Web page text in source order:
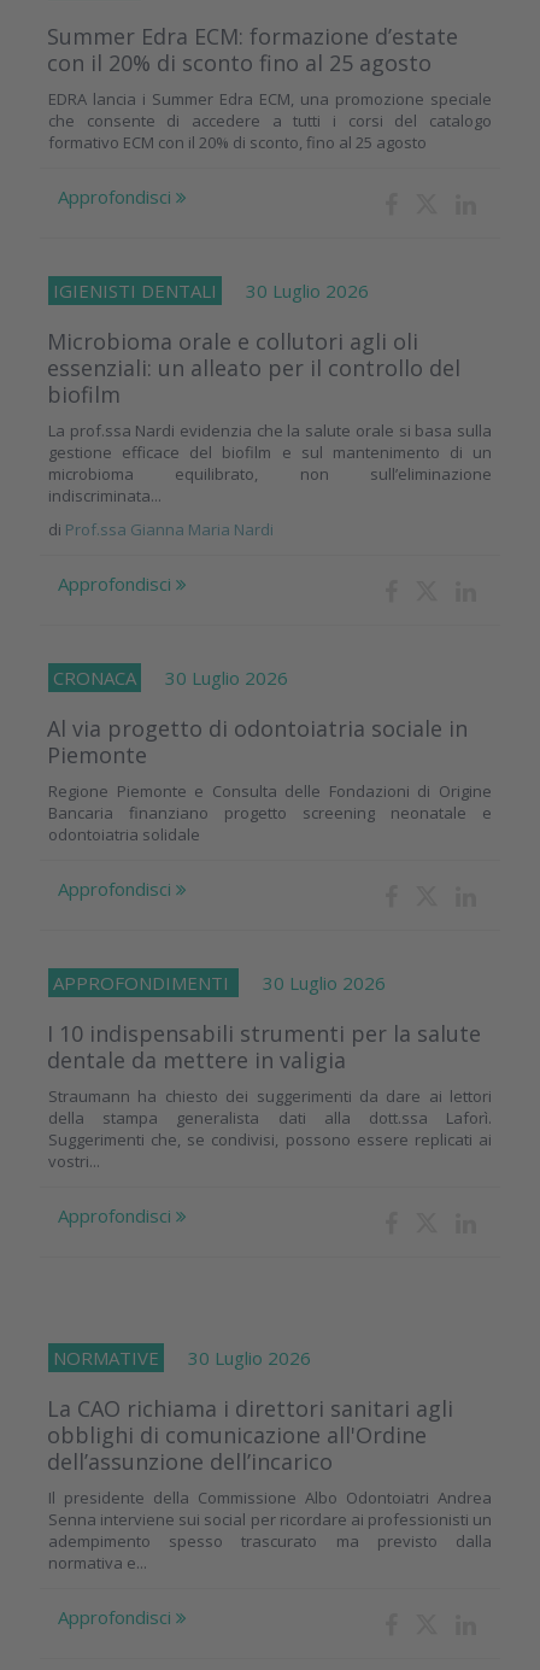
Summer Edra ECM: formazione d’estate
con il 20% di sconto fino al 25 agosto
EDRA lancia i Summer Edra ECM, una promozione speciale
che consente di accedere a tutti i corsi del catalogo
formativo ECM con il 20% di sconto, fino al 25 agosto
Approfondisci
IGIENISTI DENTALI 30 Luglio 2026
Microbioma orale e collutori agli oli
essenziali: un alleato per il controllo del
biofilm
La prof.ssa Nardi evidenzia che la salute orale si basa sulla
gestione efficace del biofilm e sul mantenimento di un
microbioma equilibrato, non sull’eliminazione
indiscriminata...
di Prof.ssa Gianna Maria Nardi
Approfondisci
CRONACA 30 Luglio 2026
Al via progetto di odontoiatria sociale in
Piemonte
Regione Piemonte e Consulta delle Fondazioni di Origine
Bancaria finanziano progetto screening neonatale e
odontoiatria solidale
Approfondisci
APPROFONDIMENTI 30 Luglio 2026
I 10 indispensabili strumenti per la salute
dentale da mettere in valigia
Straumann ha chiesto dei suggerimenti da dare ai lettori
della stampa generalista dati alla dott.ssa Laforì.
Suggerimenti che, se condivisi, possono essere replicati ai
vostri...
Approfondisci
NORMATIVE 30 Luglio 2026
La CAO richiama i direttori sanitari agli
obblighi di comunicazione all'Ordine
dell’assunzione dell’incarico
Il presidente della Commissione Albo Odontoiatri Andrea
Senna interviene sui social per ricordare ai professionisti un
adempimento spesso trascurato ma previsto dalla
normativa e...
Approfondisci